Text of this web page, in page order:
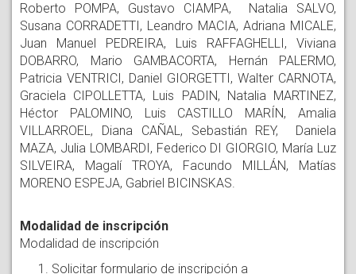
Roberto POMPA, Gustavo CIAMPA, Natalia SALVO,
Susana CORRADETTI, Leandro MACIA, Adriana MICALE,
Juan Manuel PEDREIRA, Luis RAFFAGHELLI, Viviana
DOBARRO, Mario GAMBACORTA, Hernán PALERMO,
Patricia VENTRICI, Daniel GIORGETTI, Walter CARNOTA,
Graciela CIPOLLETTA, Luis PADIN, Natalia MARTINEZ,
Héctor PALOMINO, Luis CASTILLO MARÍN, Amalia
VILLARROEL, Diana CAÑAL, Sebastián REY, Daniela
MAZA, Julia LOMBARDI, Federico DI GIORGIO, María Luz
SILVEIRA, Magalí TROYA, Facundo MILLÁN, Matías
MORENO ESPEJA, Gabriel BICINSKAS.
Modalidad de inscripción
Modalidad de inscripción
Solicitar formulario de inscripción a